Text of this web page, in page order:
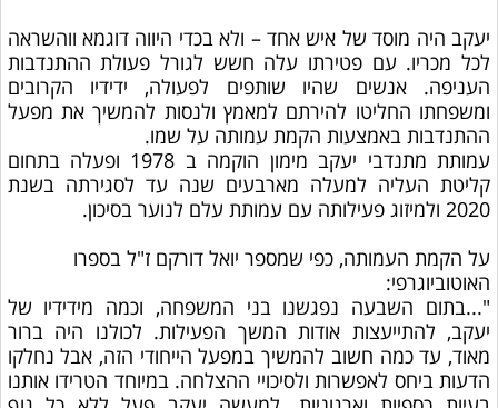
יעקב היה מוסד של איש אחד – ולא בכדי היווה דוגמא ווהשראה
לכל מכריו. עם פטירתו עלה חשש לגורל פעולת ההתנדבות
העניפה. אנשים שהיו שותפים לפעולה, ידידיו הקרובים
ומשפחתו החליטו להירתם למאמץ ולנסות להמשיך את מפעל
ההתנדבות באמצעות הקמת עמותה על שמו.
עמותת מתנדבי יעקב מימון הוקמה ב 1978 ופעלה בתחום
קליטת העליה למעלה מארבעים שנה עד לסגירתה בשנת
2020 ולמיזוג פעילותה עם עמותת עלם לנוער בסיכון.
על הקמת העמותה, כפי שמספר יואל דורקם ז"ל בספרו
האוטוביוגרפי:
"...בתום השבעה נפגשנו בני המשפחה, וכמה מידידיו של
יעקב, להתייעצות אודות המשך הפעילות. לכולנו היה ברור
מאוד, עד כמה חשוב להמשיך במפעל הייחודי הזה, אבל נחלקו
הדעות ביחס לאפשרות ולסיכויי ההצלחה. במיוחד הטרידו אותנו